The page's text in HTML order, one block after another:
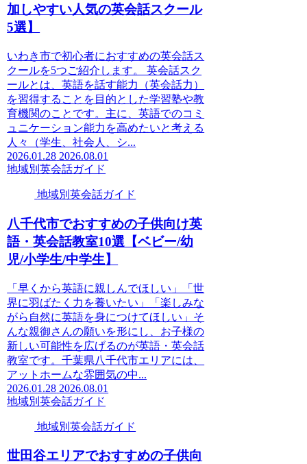
加しやすい人気の英会話スクール
5選】
いわき市で初心者におすすめの英会話ス
クールを5つご紹介します。 英会話スク
ールとは、英語を話す能力（英会話力）
を習得することを目的とした学習塾や教
育機関のことです。主に、英語でのコミ
ュニケーション能力を高めたいと考える
人々（学生、社会人、シ...
2026.01.28 2026.08.01
地域別英会話ガイド
地域別英会話ガイド
八千代市でおすすめの子供向け英
語・英会話教室10選【ベビー/幼
児/小学生/中学生】
「早くから英語に親しんでほしい」「世
界に羽ばたく力を養いたい」「楽しみな
がら自然に英語を身につけてほしい」そ
んな親御さんの願いを形にし、お子様の
新しい可能性を広げるのが英語・英会話
教室です。千葉県八千代市エリアには、
アットホームな雰囲気の中...
2026.01.28 2026.08.01
地域別英会話ガイド
地域別英会話ガイド
世田谷エリアでおすすめの子供向